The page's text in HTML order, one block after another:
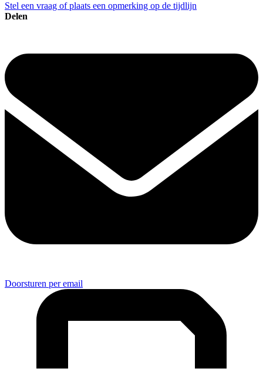
Stel een vraag of plaats een opmerking op de tijdlijn
Delen
Doorsturen per email